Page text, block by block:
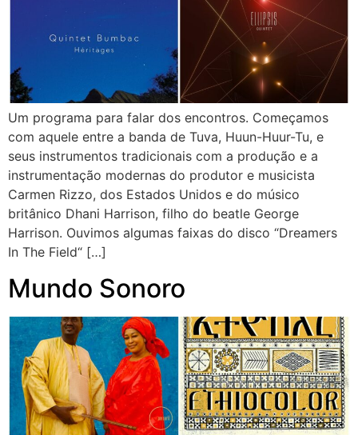
Um programa para falar dos encontros. Começamos
com aquele entre a banda de Tuva, Huun-Huur-Tu, e
seus instrumentos tradicionais com a produção e a
instrumentação modernas do produtor e musicista
Carmen Rizzo, dos Estados Unidos e do músico
britânico Dhani Harrison, filho do beatle George
Harrison. Ouvimos algumas faixas do disco “Dreamers
In The Field“ […]
Mundo Sonoro